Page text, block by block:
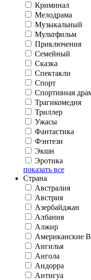
Криминал
Мелодрама
Музыкальный
Мультфильм
Приключения
Семейный
Сказка
Спектакли
Спорт
Спортивная
Трагикомедия
Триллер
Ужасы
Фантастика
Фэнтези
Экшн
Эротика
показать все
Страна
Австралия
Австрия
Азербайджан
Албания
Алжир
Американские
Ангилья
Ангола
Андорра
Антигуа